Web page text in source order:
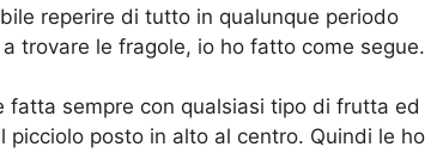
reperire di tutto in qualunque periodo
trovare le fragole, io ho fatto come segue.
sempre con qualsiasi tipo di frutta ed
posto in alto al centro. Quindi le ho